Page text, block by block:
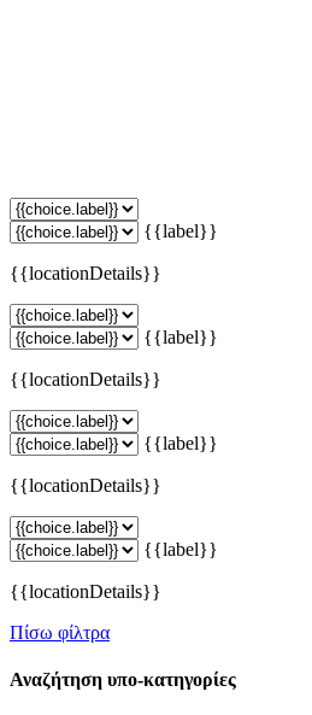
{{label}}
{{locationDetails}}
{{label}}
{{locationDetails}}
{{label}}
{{locationDetails}}
{{label}}
{{locationDetails}}
Πίσω φίλτρα
Αναζήτηση υπο-κατηγορίες